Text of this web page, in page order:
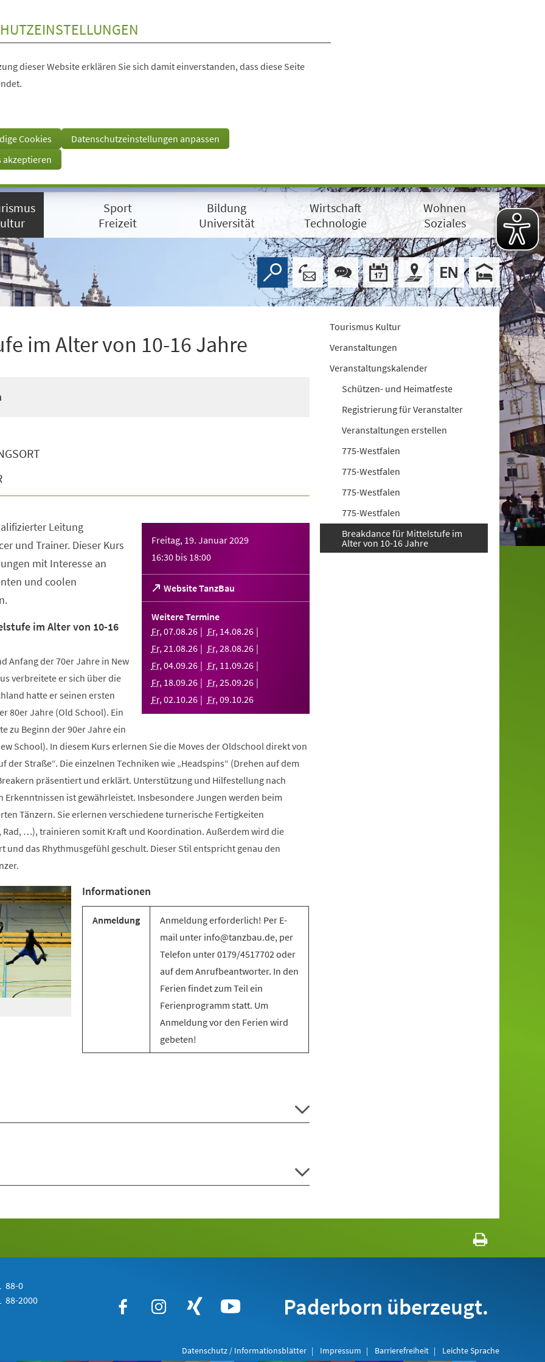
dieser Website erklären Sie sich damit einverstanden, dass diese Seite
Cookies
Datenschutzeinstellungen anpassen
akzeptieren
Sport
Freizeit
Bildung
Universität
Wirtschaft
Technologie
Wohnen
Soziales
im Alter von 10-16 Jahre
Freitag, 19. Januar 2029
16:30 bis 18:00
Website TanzBau
(Öffnet
in
einem
Tab)
Weitere Termine
Fr,07.08.26 Fr, 14.08.26
Fr,21.08.26 Fr,28.08.26
Fr,04.09.26 Fr, 11.09.26
Fr, 18.09.26 Fr,25.09.26
Fr,02.10.26 Fr,09.10.26
Leitung
und Trainer. Dieser Kurs
mit Interesse an
und coolen
im Alter von 10-16
Anfang der 70er Jahre in New
verbreitete er sich über die
hatte er seinen ersten
80er Jahre (Old School). Ein
zu Beginn der 90er Jahre ein
School). In diesem Kurs erlernen Sie die Moves der Oldschool direkt von
der Straße“. Die einzelnen Techniken wie „Headspins“ (Drehen auf dem
präsentiert und erklärt. Unterstützung und Hilfestellung nach
ist gewährleistet. Insbesondere Jungen werden beim
Tänzern. Sie erlernen verschiedene turnerische Fertigkeiten
Rad, …), trainieren somit Kraft und Koordination. Außerdem wird die
und das Rhythmusgefühl geschult. Dieser Stil entspricht genau den
Informationen
Anmeldung
Anmeldung erforderlich! Per E-
mail unter info@tanzbau.de, per
Telefon unter 0179/4517702 oder
auf dem Anrufbeantworter. In den
Ferien findet zum Teil ein
Ferienprogramm statt. Um
Anmeldung vor den Ferien wird
gebeten!
Tourismus Kultur
Veranstaltungen
Veranstaltungskalender
Schützen- und Heimatfeste
Registrierung für Veranstalter
Veranstaltungen erstellen
775-Westfalen
775-Westfalen
775-Westfalen
775-Westfalen
Breakdance für Mittelstufe im
Alter von 10-16 Jahre
88-0
88-2000 Paderborn überzeugt.
Datenschutz / Informationsblätter Impressum Barrierefreiheit Leichte Sprache